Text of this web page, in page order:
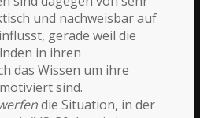
und nachweisbar auf
gerade weil die
in ihren
das Wissen um ihre
sind.
die Situation, in der